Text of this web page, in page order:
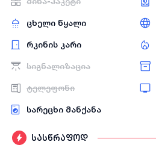
ცხელი წყალი
რკინის კარი
სიგნალიზაცია
ტელეფონი
სარეცხი მანქანა
სასწრაფოდ